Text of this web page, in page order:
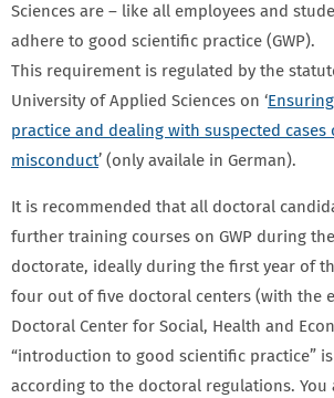
Sciences are – like all employees and
adhere to good scientific practice (GWP).
This requirement is regulated by the
University of Applied Sciences on ‘
practice and dealing with suspected cases
misconduct’ (only availale in German).
It is recommended that all doctoral
further training courses on GWP during
doctorate, ideally during the first year of
four out of five doctoral centers (with the
Doctoral Center for Social, Health and
“introduction to good scientific practice”
according to the doctoral regulations. You